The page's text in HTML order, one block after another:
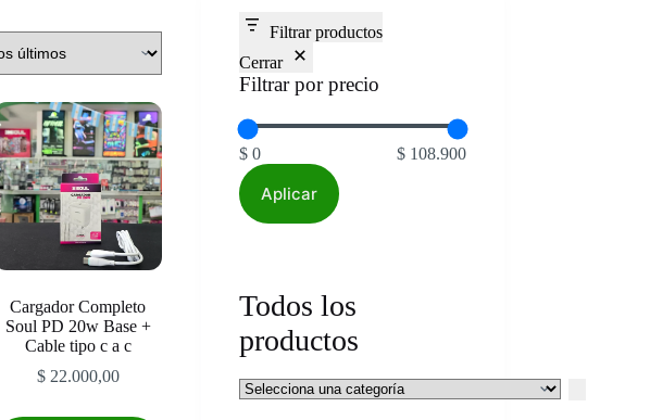
Cargador Completo
Soul PD 20w Base +
Cable tipo c a c
$22.000,00
Filtrar productos
Cerrar
Filtrar por precio
$ 0 $ 108.900
Aplicar
Todos los
productos
Selecciona
una